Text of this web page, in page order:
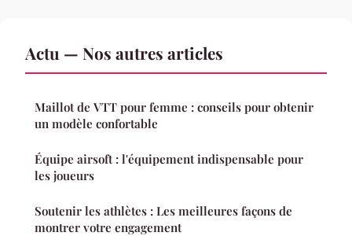
Actu — Nos autres articles
Maillot de VTT pour femme : conseils pour obtenir
un modèle confortable
Équipe airsoft : l'équipement indispensable pour
les joueurs
Soutenir les athlètes : Les meilleures façons de
montrer votre engagement